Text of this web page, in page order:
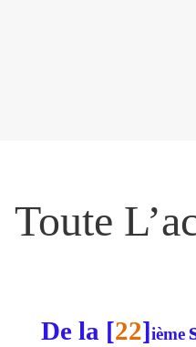
Toute
De la [22]ième